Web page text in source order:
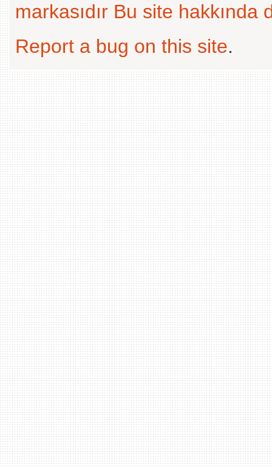
markasıdır Bu site hakkında
Report a bug on this site.